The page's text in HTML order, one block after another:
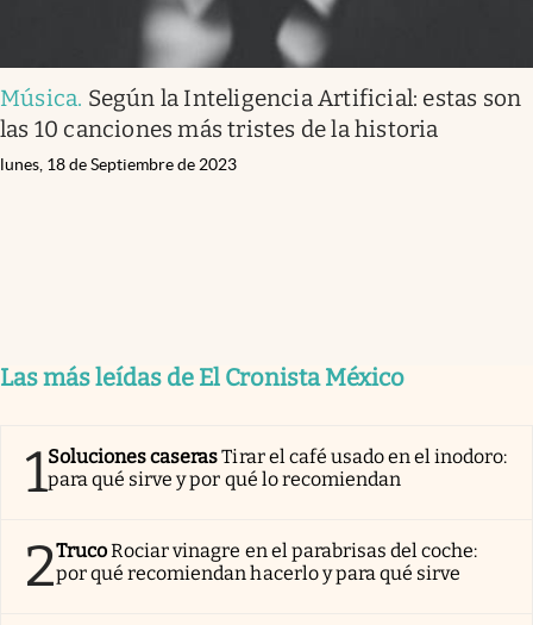
Música. Según la Inteligencia Artificial: estas son
las 10 canciones más tristes de la historia
lunes, 18 de Septiembre de 2023
Las más leídas de El Cronista México
1Soluciones caserasTirar el café usado en el inodoro:
para qué sirve y por qué lo recomiendan
2TrucoRociar vinagre en el parabrisas del coche:
por qué recomiendan hacerlo y para qué sirve